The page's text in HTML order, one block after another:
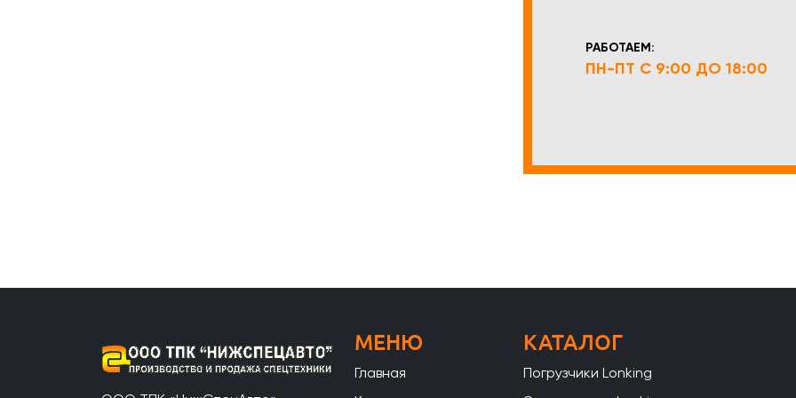
РАБОТАЕМ:
ПН-ПТ С 9:00 ДО 18:00
МЕНЮ
Главная
КАТАЛОГ
Погрузчики Lonking